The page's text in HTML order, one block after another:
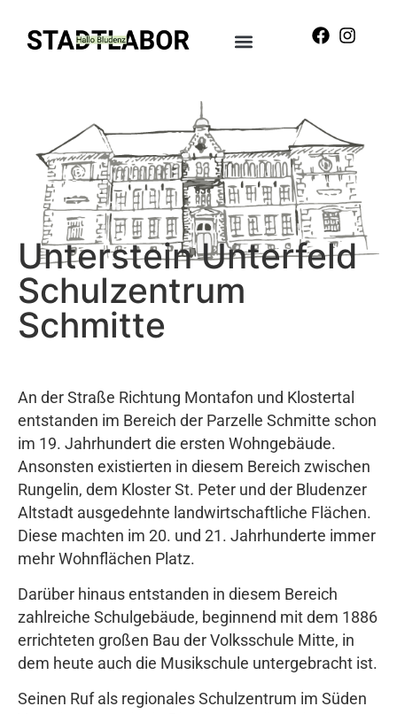
Unterstein Unterfeld
Schulzentrum
Schmitte
An der Straße Richtung Montafon und Klostertal
entstanden im Bereich der Parzelle Schmitte schon
im 19. Jahrhundert die ersten Wohngebäude.
Ansonsten existierten in diesem Bereich zwischen
Rungelin, dem Kloster St. Peter und der Bludenzer
Altstadt ausgedehnte landwirtschaftliche Flächen.
Diese machten im 20. und 21. Jahrhunderte immer
mehr Wohnflächen Platz.
Darüber hinaus entstanden in diesem Bereich
zahlreiche Schulgebäude, beginnend mit dem 1886
errichteten großen Bau der Volksschule Mitte, in
dem heute auch die Musikschule untergebracht ist.
Seinen Ruf als regionales Schulzentrum im Süden